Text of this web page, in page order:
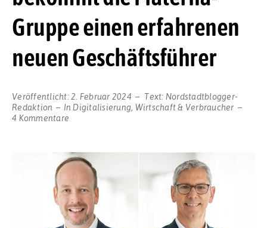
Gruppe einen erfahrenen
neuen Geschäftsführer
Veröffentlicht:2. Februar 2024 Text: Nordstadtblogger-
Redaktion
InDigitalisierung, Wirtschaft & Verbraucher
4 Kommentare
bekommt
Materna-
Gruppe
einen
erfahrenen
neuen